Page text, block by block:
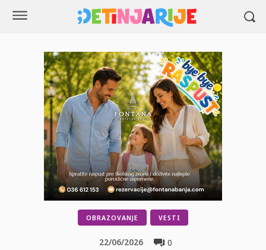
OBRAZOVANJE VESTI
0
22/06/2026